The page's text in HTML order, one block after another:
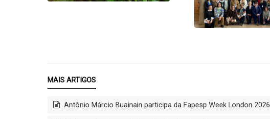
Antônio Márcio Buainain participa da Fapesp Week London 2026